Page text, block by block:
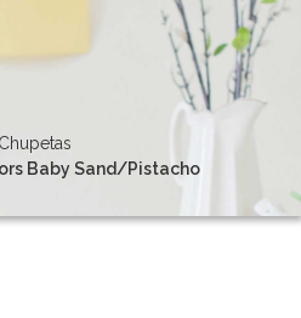
Chupetas
Baby Sand/Pistacho